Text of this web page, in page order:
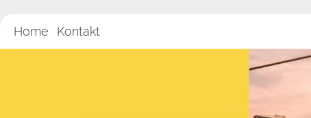
Home Kontakt